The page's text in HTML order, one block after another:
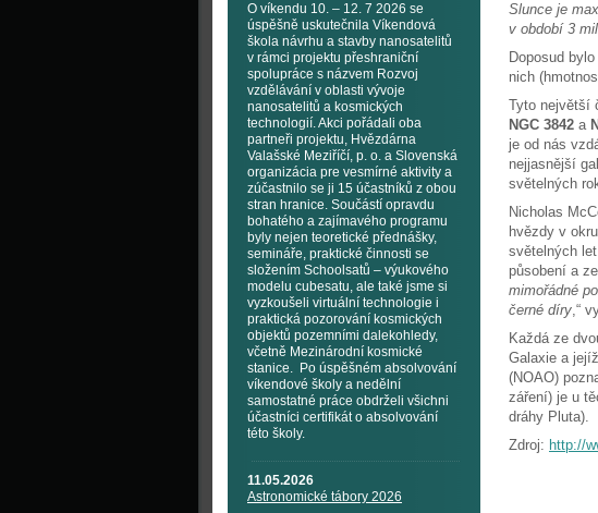
O víkendu 10. – 12. 7 2026 se
úspěšně uskutečnila Víkendová
škola návrhu a stavby nanosatelitů
v rámci projektu přeshraniční
spolupráce s názvem Rozvoj
vzdělávání v oblasti vývoje
nanosatelitů a kosmických
technologií. Akci pořádali oba
partneři projektu, Hvězdárna
Valašské Meziříčí, p. o. a Slovenská
organizácia pre vesmírné aktivity a
zúčastnilo se ji 15 účastníků z obou
stran hranice. Součástí opravdu
bohatého a zajímavého programu
byly nejen teoretické přednášky,
semináře, praktické činnosti se
složením Schoolsatů – výukového
modelu cubesatu, ale také jsme si
vyzkoušeli virtuální technologie i
praktická pozorování kosmických
objektů pozemními dalekohledy,
včetně Mezinárodní kosmické
stanice. Po úspěšném absolvování
víkendové školy a nedělní
samostatné práce obdrželi všichni
účastníci certifikát o absolvování
této školy.
11.05.2026
Astronomické tábory 2026
Slunce je
v období 3
Doposud
nich
Tyto největší
NGC 3842 a
je od nás
nejjasnější
světelných
Nicholas
hvězdy v
světelných
působení a
mimořádné
černé díry,“
Každá ze
Galaxie a
(NOAO)
záření) je u
dráhy Pluta).
Zdroj: http://